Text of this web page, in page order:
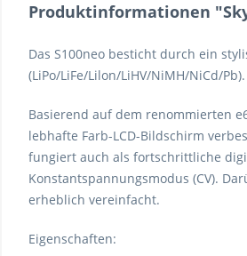
Produktinformationen
Das S100neo besticht durch ein
(LiPo/LiFe/Lilon/LiHV/NiMH/NiCd/
Basierend auf dem renommierten
lebhafte Farb-LCD-Bildschirm
fungiert auch als fortschrittliche
Konstantspannungsmodus (CV).
erheblich vereinfacht.
Eigenschaften: